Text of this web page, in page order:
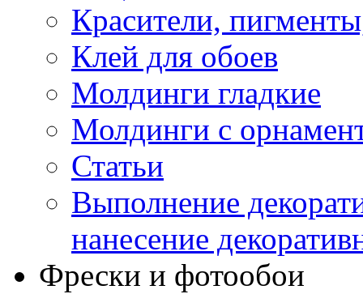
Красители,
Клей для обоев
Молдинги гладкие
Молдинги с
Статьи
Выполнение
нанесение
Фрески и фотообои